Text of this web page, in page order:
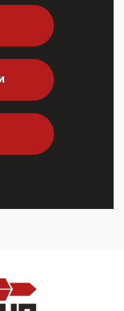
при любых
превысило 63
удары по
провести